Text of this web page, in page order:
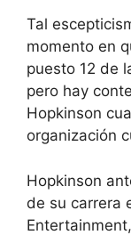
Tal
momento en
puesto 12 de
pero hay
Hopkinson
organización
Hopkinson
de su carrera